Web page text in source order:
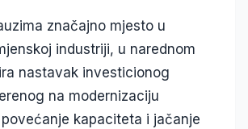
značajno mjesto u
industriji, u narednom
nastavak investicionog
na modernizaciju
kapaciteta i jačanje